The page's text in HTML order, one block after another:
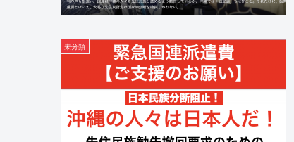
未分類